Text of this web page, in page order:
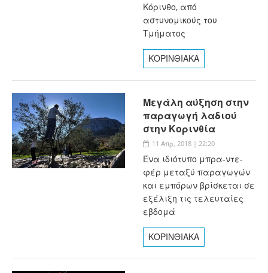
Κόρινθο, από
αστυνομικούς του
Τμήματος
ΚΟΡΙΝΘΙΑΚΑ
Μεγάλη αύξηση στην
παραγωγή λαδιού
στην Κορινθία
11 Απρ, 2018 | 22:20
Ένα ιδιότυπο μπρα-ντε-
φέρ μεταξύ παραγωγών
και εμπόρων βρίσκεται σε
εξέλιξη τις τελευταίες
εβδομά
ΚΟΡΙΝΘΙΑΚΑ